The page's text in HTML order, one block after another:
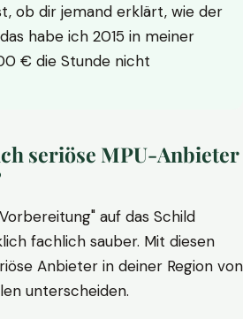
ob dir jemand erklärt, wie der
habe ich 2015 in meiner
€ die Stunde nicht
seriöse MPU-Anbieter
auf das Schild
fachlich sauber. Mit diesen
Anbieter in deiner Region von
unterscheiden.